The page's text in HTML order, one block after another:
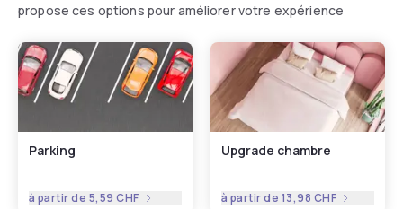
propose ces options pour améliorer votre expérience
Parking
à partir de 5,59 CHF
Upgrade chambre
à partir de 13,98 CHF